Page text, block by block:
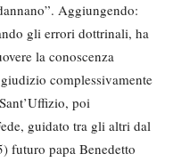
Aggiungendo:
gli errori dottrinali, ha
la conoscenza
complessivamente
poi
guidato tra gli altri dal
futuro papa Benedetto